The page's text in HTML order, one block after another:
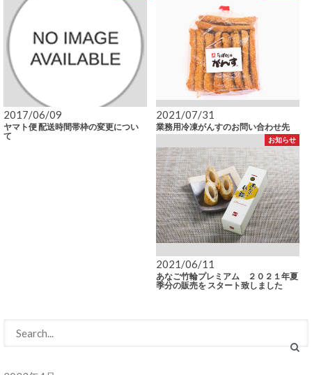
2017/06/09
ヤマト便 配送時間帯枠の変更につい
て
2021/07/31
業務用冷凍がんすのお問い合わせ先
お知らせ
2021/06/11
あなご竹輪プレミアム ２０２１年夏
季分の販売を スタート致しました